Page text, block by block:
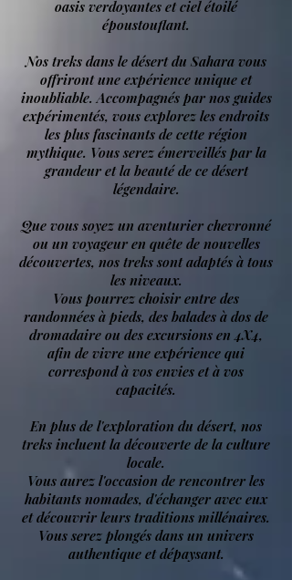
oasis verdoyantes et ciel étoilé
époustouflant.
Nos treks dans le désert du Sahara vous
offriront une expérience unique et
inoubliable. Accompagnés par nos guides
expérimentés, vous explorez les endroits
les plus fascinants de cette région
mythique. Vous serez émerveillés par la
grandeur et la beauté de ce désert
légendaire.
Que vous soyez un aventurier chevronné
ou un voyageur en quête de nouvelles
découvertes, nos treks sont adaptés à tous
les niveaux.
Vous pourrez choisir entre des
randonnées à pieds, des balades à dos de
dromadaire ou des excursions en 4X4,
afin de vivre une expérience qui
correspond à vos envies et à vos
capacités.
En plus de l'exploration du désert, nos
treks incluent la découverte de la culture
locale.
Vous aurez l'occasion de rencontrer les
habitants nomades, d'échanger avec eux
et découvrir leurs traditions millénaires.
Vous serez plongés dans un univers
authentique et dépaysant.